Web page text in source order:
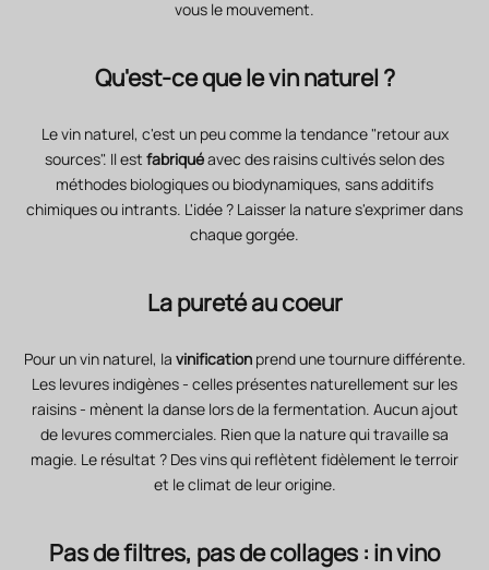
vous le mouvement.
Qu'est-ce que le vin naturel ?
Le vin naturel, c'est un peu comme la tendance "retour aux
sources". Il est fabriquéavec des raisins cultivés selon des
méthodes biologiques ou biodynamiques, sans additifs
chimiques ou intrants. L'idée ? Laisser la nature s'exprimer dans
chaque gorgée.
La pureté au coeur
Pour un vin naturel, la vinificationprend une tournure différente.
Les levures indigènes - celles présentes naturellement sur les
raisins - mènent la danse lors de la fermentation. Aucun ajout
de levures commerciales. Rien que la nature qui travaille sa
magie. Le résultat ? Des vins qui reflètent fidèlement le terroir
et le climat de leur origine.
Pas de filtres, pas de collages : in vino